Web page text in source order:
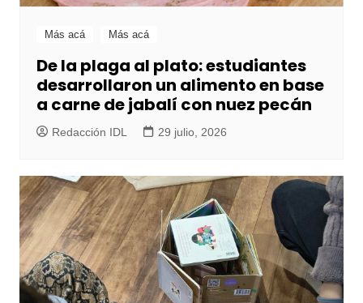
Más acá Más acá
De la plaga al plato: estudiantes
desarrollaron un alimento en base
a carne de jabalí con nuez pecán
Redacción IDL 29 julio, 2026